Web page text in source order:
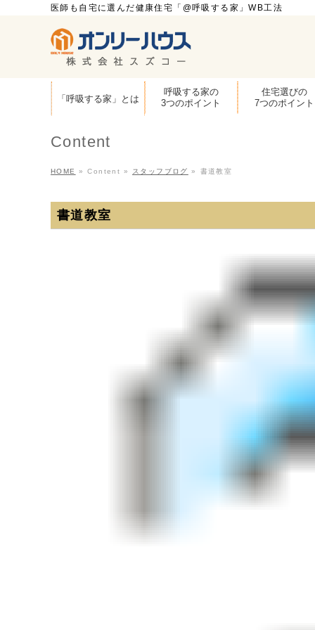
医師も自宅に選んだ健康住宅「@呼吸する家」WB工法
「呼吸する家」とは
呼吸する家の
3つのポイント
住宅選びの
7つのポイント
Content
HOME » Content » スタッフブログ » 書道教室
書道教室